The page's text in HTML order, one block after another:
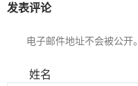
发表评论
电子邮件地址不会被公开。
姓名